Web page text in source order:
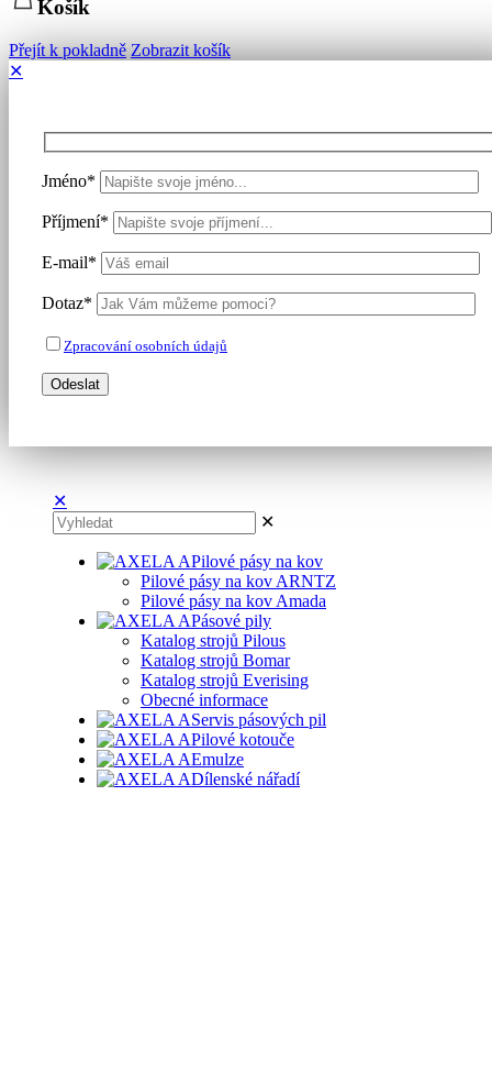
Košík
Přejít k pokladně Zobrazit košík
✕
Jméno*
Příjmení*
E-mail*
Dotaz*
Zpracování osobních údajů
✕
✕
Pilové pásy na kov
Pilové pásy na kov ARNTZ
Pilové pásy na kov Amada
Pásové pily
Katalog strojů Pilous
Katalog strojů Bomar
Katalog strojů Everising
Obecné informace
Servis pásových pil
Pilové kotouče
Emulze
Dílenské nářadí